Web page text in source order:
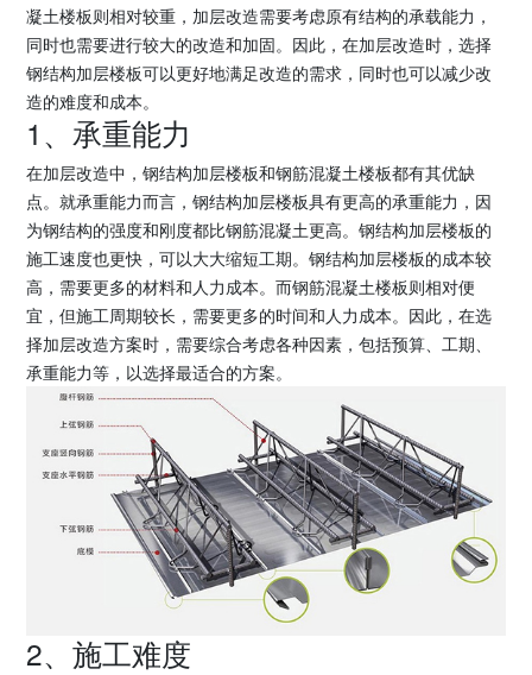
凝土楼板则相对较重，加层改造需要考虑原有结构的承载能力，
同时也需要进行较大的改造和加固。因此，在加层改造时，选择
钢结构加层楼板可以更好地满足改造的需求，同时也可以减少改
造的难度和成本。
1、承重能力
在加层改造中，钢结构加层楼板和钢筋混凝土楼板都有其优缺
点。就承重能力而言，钢结构加层楼板具有更高的承重能力，因
为钢结构的强度和刚度都比钢筋混凝土更高。钢结构加层楼板的
施工速度也更快，可以大大缩短工期。钢结构加层楼板的成本较
高，需要更多的材料和人力成本。而钢筋混凝土楼板则相对便
宜，但施工周期较长，需要更多的时间和人力成本。因此，在选
择加层改造方案时，需要综合考虑各种因素，包括预算、工期、
承重能力等，以选择最适合的方案。
2、施工难度